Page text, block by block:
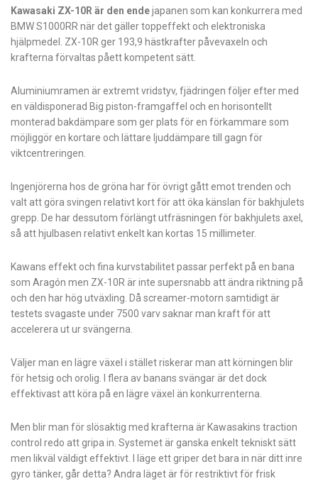
Kawasaki ZX-10R är den endejapanen som kan konkurrera med
BMW S1000RR när det gäller toppeffekt och elektroniska
hjälpmedel. ZX-10R ger 193,9 hästkrafter påvevaxeln och
krafterna förvaltas påett kompetent sätt.
Aluminiumramen är extremt vridstyv, fjädringen följer efter med
en väldisponerad Big piston-framgaffel och en horisontellt
monterad bakdämpare som ger plats för en förkammare som
möjliggör en kortare och lättare ljuddämpare till gagn för
viktcentreringen.
Ingenjörerna hos de gröna har för övrigt gått emot trenden och
valt att göra svingen relativt kort för att öka känslan för bakhjulets
grepp. De har dessutom förlängt utfräsningen för bakhjulets axel,
så att hjulbasen relativt enkelt kan kortas 15 millimeter.
Kawans effekt och fina kurvstabilitet passar perfekt på en bana
som Aragón men ZX-10R är inte supersnabb att ändra riktning på
och den har hög utväxling. Då screamer-motorn samtidigt är
testets svagaste under 7500 varv saknar man kraft för att
accelerera ut ur svängerna.
Väljer man en lägre växel i stället riskerar man att körningen blir
för hetsig och orolig. I flera av banans svängar är det dock
effektivast att köra på en lägre växel än konkurrenterna.
Men blir man för slösaktig med krafterna är Kawasakins traction
control redo att gripa in. Systemet är ganska enkelt tekniskt sätt
men likväl väldigt effektivt. I läge ett griper det bara in när ditt inre
gyro tänker, går detta? Andra läget är för restriktivt för frisk